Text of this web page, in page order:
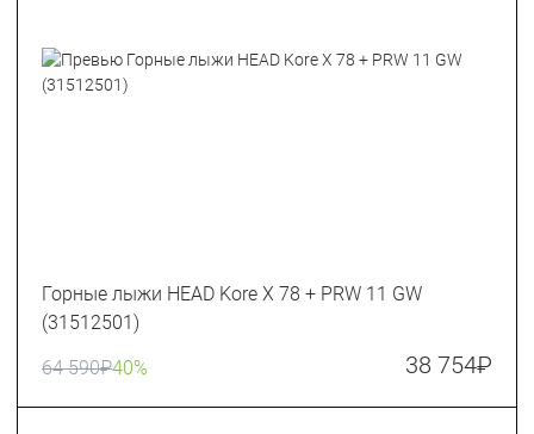
Горные лыжи HEAD Kore X 78 + PRW 11 GW
(31512501)
64 590₽40% 38 754₽